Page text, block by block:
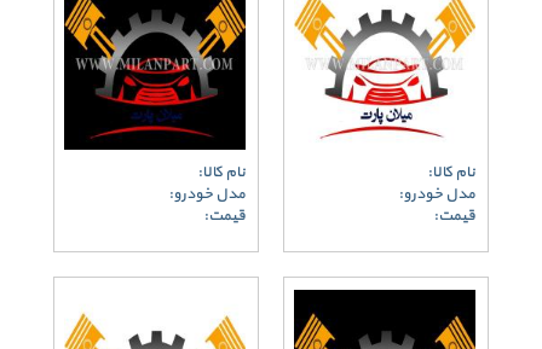
نام کالا:
مدل خودرو:
قیمت:
نام کالا:
مدل خودرو:
قیمت: